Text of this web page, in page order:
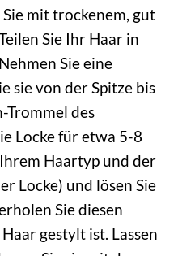
mit trockenem, gut
Sie Ihr Haar in
Sie eine
sie von der Spitze bis
Trommel des
Locke für etwa 5-8
Haartyp und der
Locke) und lösen Sie
Sie diesen
gestylt ist. Lassen